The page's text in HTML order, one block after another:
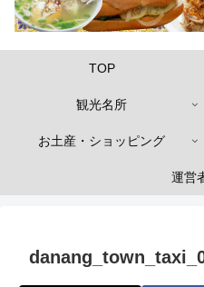
TOP
観光名所
お土産・ショッピング
運営